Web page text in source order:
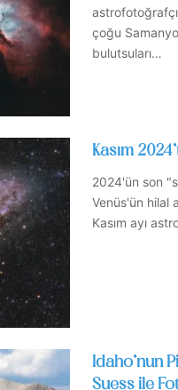
çoğu
bulutsuları…
Kasım
2024'ün son
Venüs'ün hilal
Kasım ayı
Idaho’nun
Suess ile